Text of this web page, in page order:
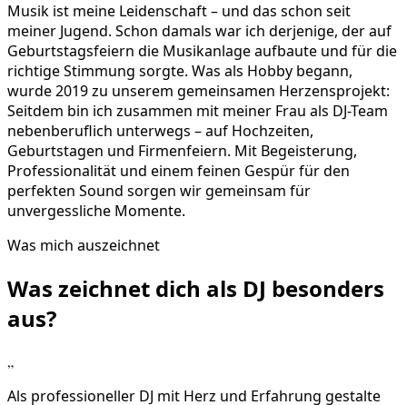
Musik ist meine Leidenschaft – und das schon seit
meiner Jugend. Schon damals war ich derjenige, der auf
Geburtstagsfeiern die Musikanlage aufbaute und für die
richtige Stimmung sorgte. Was als Hobby begann,
wurde 2019 zu unserem gemeinsamen Herzensprojekt:
Seitdem bin ich zusammen mit meiner Frau als DJ-Team
nebenberuflich unterwegs – auf Hochzeiten,
Geburtstagen und Firmenfeiern. Mit Begeisterung,
Professionalität und einem feinen Gespür für den
perfekten Sound sorgen wir gemeinsam für
unvergessliche Momente.
Was mich auszeichnet
Was zeichnet dich als DJ besonders
aus?
„
Als professioneller DJ mit Herz und Erfahrung gestalte